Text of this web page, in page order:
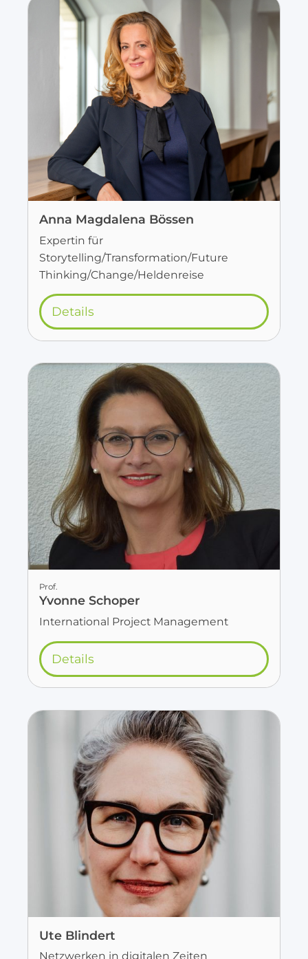
Anna Magdalena Bössen
Expertin für
Storytelling/Transformation/Future
Thinking/Change/Heldenreise
Details
Prof.
Yvonne Schoper
International Project Management
Details
Ute Blindert
Netzwerken in digitalen Zeiten